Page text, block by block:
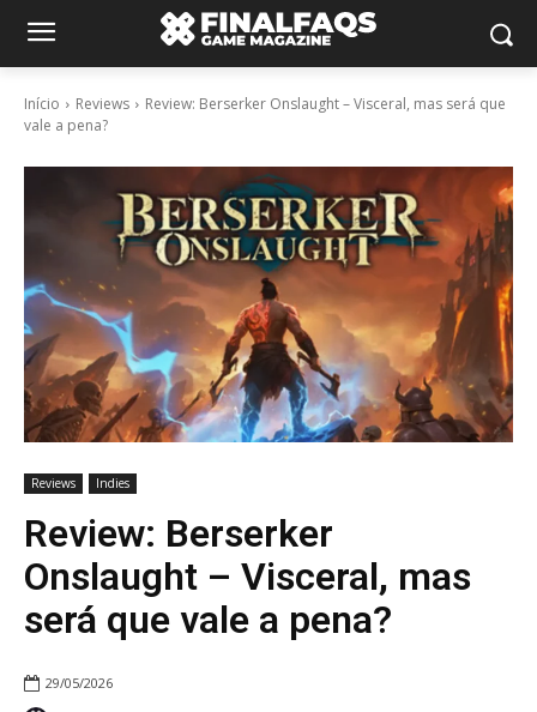
Início Reviews
Review: Berserker Onslaught – Visceral, mas será que
vale a pena?
Reviews Indies
Review: Berserker
Onslaught – Visceral, mas
será que vale a pena?
29/05/2026